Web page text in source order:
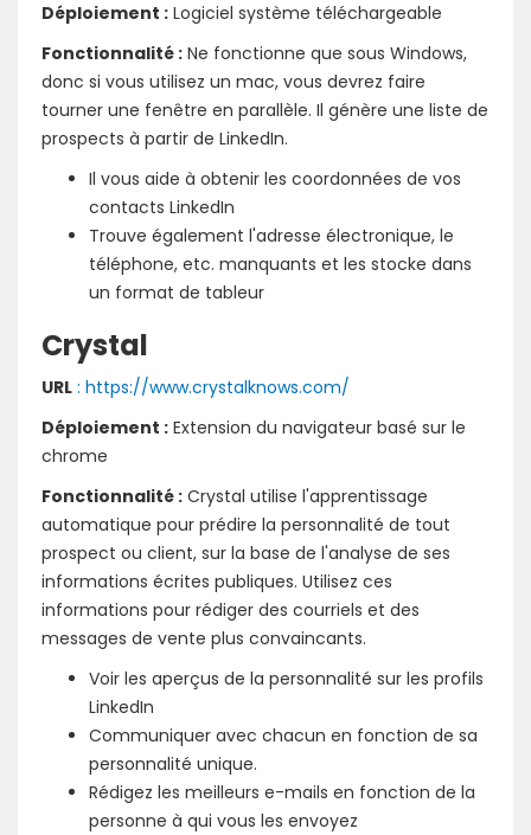
Déploiement : Logiciel système téléchargeable
Fonctionnalité : Ne fonctionne que sous Windows,
donc si vous utilisez un mac, vous devrez faire
tourner une fenêtre en parallèle. Il génère une liste de
prospects à partir de LinkedIn.
Il vous aide à obtenir les coordonnées de vos
contacts LinkedIn
Trouve également l'adresse électronique, le
téléphone, etc. manquants et les stocke dans
un format de tableur
Crystal
URL : https://www.crystalknows.com/
Déploiement : Extension du navigateur basé sur le
chrome
Fonctionnalité : Crystal utilise l'apprentissage
automatique pour prédire la personnalité de tout
prospect ou client, sur la base de l'analyse de ses
informations écrites publiques. Utilisez ces
informations pour rédiger des courriels et des
messages de vente plus convaincants.
Voir les aperçus de la personnalité sur les profils
LinkedIn
Communiquer avec chacun en fonction de sa
personnalité unique.
Rédigez les meilleurs e-mails en fonction de la
personne à qui vous les envoyez